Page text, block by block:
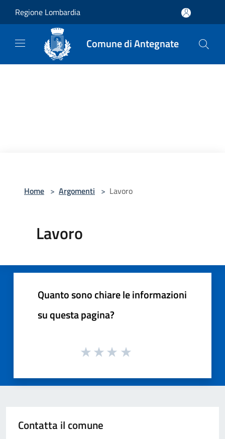
Regione Lombardia
Comune di Antegnate
Home > Argomenti > Lavoro
Lavoro
Quanto sono chiare le informazioni
su questa pagina?
Contatta il comune